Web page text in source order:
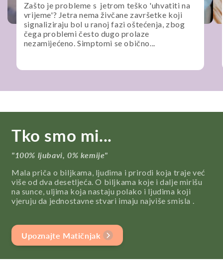
Zašto je probleme s jetrom teško 'uhvatiti na
vrijeme'? Jetra nema živčane završetke koji
signaliziraju bol u ranoj fazi oštećenja, zbog
čega problemi često dugo prolaze
nezamijećeno. Simptomi se obično...
Tko smo mi...
"100% ljubavi, 0% kemije"
Mala priča o biljkama, ljudima i prirodi koja traje već
više od dva desetljeća. O biljkama koje i dalje mirišu
na sunce, uljima koja nastaju polako i ljudima koji
vjeruju da jednostavne stvari imaju najviše smisla .
Upoznajte Matičnjak